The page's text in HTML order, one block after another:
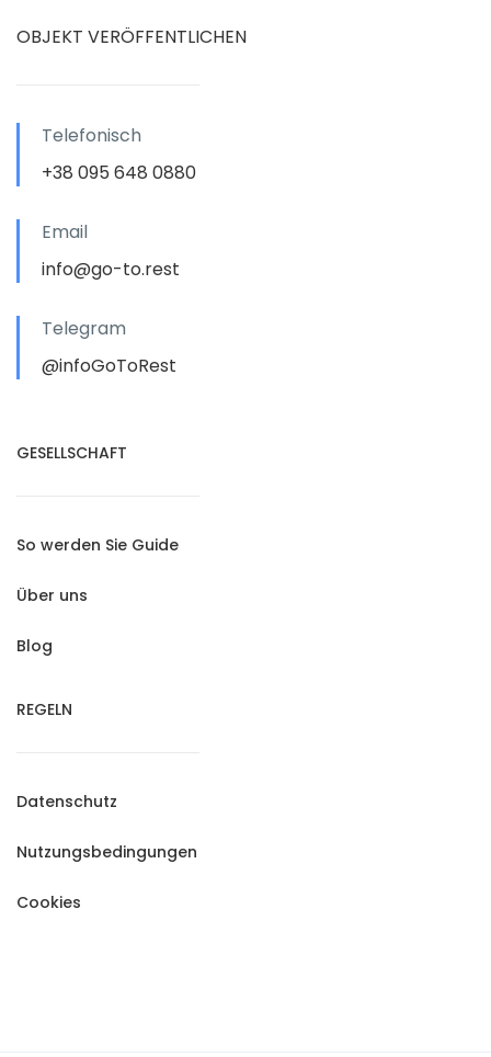
OBJEKT VERÖFFENTLICHEN
Telefonisch
+38 095 648 0880
Email
info@go-to.rest
Telegram
@infoGoToRest
GESELLSCHAFT
So werden Sie Guide
Über uns
Blog
REGELN
Datenschutz
Nutzungsbedingungen
Cookies